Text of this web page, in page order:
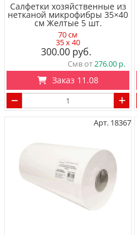
Салфетки хозяйственные из
нетканой микрофибры 35×40
см Желтые 5 шт.
70 см
35 x 40
300.00
Смв от276.00
Заказ 11.08
Арт. 18367